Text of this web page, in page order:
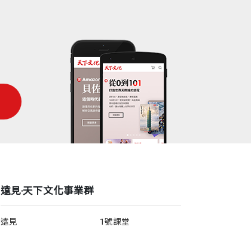
遠見‧天下文化事業群
遠見
1號課堂